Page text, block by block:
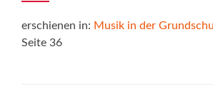
erschienen in: Musik in der
Seite 36